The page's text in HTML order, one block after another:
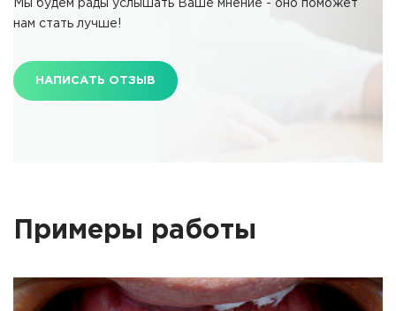
Мы будем рады услышать Ваше мнение - оно поможет
нам стать лучше!
НАПИСАТЬ ОТЗЫВ
Примеры работы